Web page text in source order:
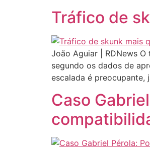
Tráfico de
João Aguiar | RDNews
segundo os dados de
escalada é
Caso